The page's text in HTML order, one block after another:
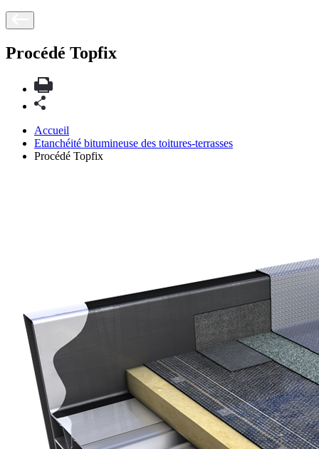
Procédé Topfix
Accueil
Etanchéité bitumineuse des toitures-terrasses
Procédé Topfix